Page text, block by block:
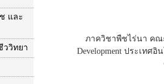
และ
ววิทยา
ภาควิชาพืชไร่นา คณะ
Development ประเท